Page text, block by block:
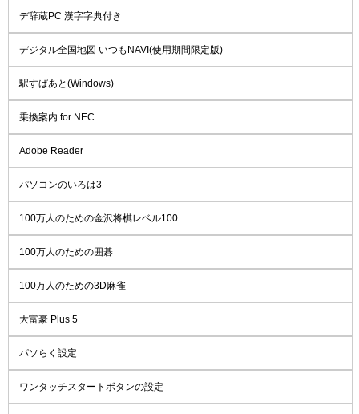
デ辞蔵PC 漢字字典付き
デジタル全国地図 いつもNAVI(使用期間限定版)
駅すぱあと(Windows)
乗換案内 for NEC
Adobe Reader
パソコンのいろは3
100万人のための金沢将棋レベル100
100万人のための囲碁
100万人のための3D麻雀
大富豪 Plus 5
パソらく設定
ワンタッチスタートボタンの設定